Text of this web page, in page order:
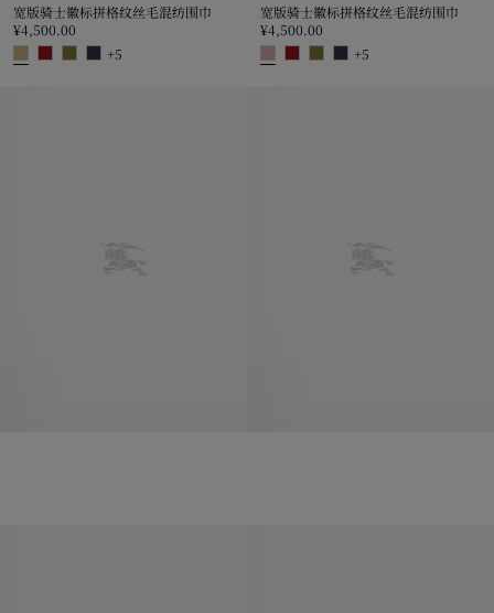
宽版骑士徽标拼格纹丝毛混纺围巾
¥4,500.00
+5
宽版骑士徽标拼格纹丝毛混纺围巾
¥4,500.00
+5